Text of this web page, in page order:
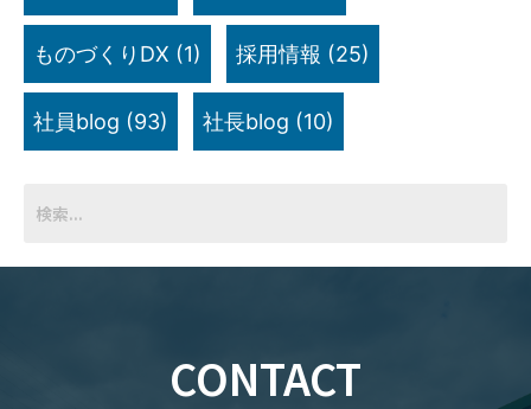
ものづくりDX (1) 採用情報 (25)
社員blog (93) 社長blog (10)
CONTACT